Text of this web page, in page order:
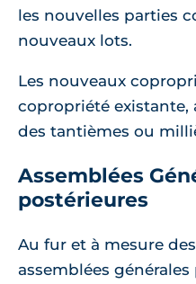
les nouvelles parties
nouveaux lots.
Les nouveaux
copropriété existante,
des tantièmes ou
Assemblées
postérieures
Au fur et à mesure
assemblées